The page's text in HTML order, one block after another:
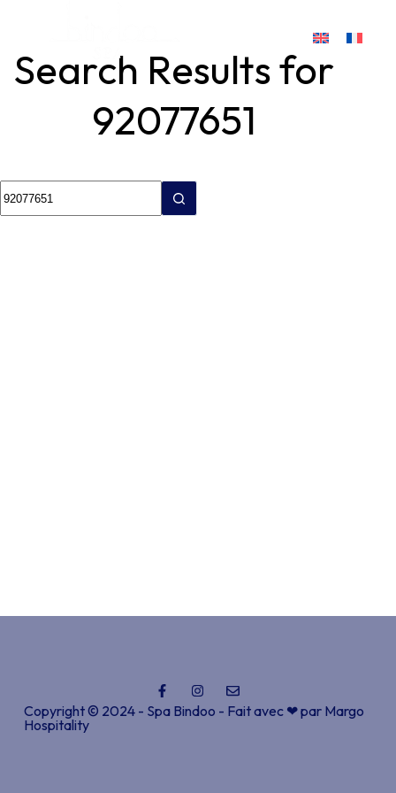
Search Results for
92077651
Copyright © 2024 - Spa Bindoo - Fait avec ❤ par Margo
Hospitality